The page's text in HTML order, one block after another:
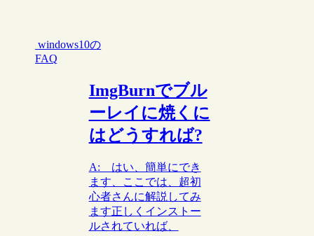
windows10の
FAQ
ImgBurnでブル
ーレイに焼くに
はどうすれば?
A: はい、簡単にでき
ます、ここでは、超初
心者さんに解説してみ
ます正しくインストー
ルされていれば、